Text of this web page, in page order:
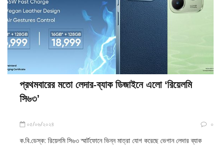
প্রথমবারের মতো লেদার-ব্যাক ডিজাইনে এলো ‘রিয়েলমি
সি৬৩’
০৫/০৬/২০২৪ ০
ক.বি.ডেস্ক: রিয়েলমি সি৬৩ স্মার্টফোনে ভিন্ন মাত্রা যোগ করেছে ভেগান লেদার ব্যাক